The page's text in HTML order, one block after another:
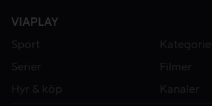
VIAPLAY
Sport
Serier
Filmer
Hyr & köp
Kanaler